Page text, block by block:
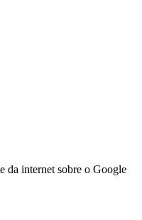
da internet sobre o Google